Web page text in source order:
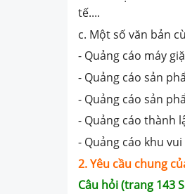
tế....
c. Một số văn bản
- Quảng cáo máy
- Quảng cáo sản
- Quảng cáo sản
- Quảng cáo thành
- Quảng cáo khu
2. Yêu cầu chung
Câu hỏi (trang 143